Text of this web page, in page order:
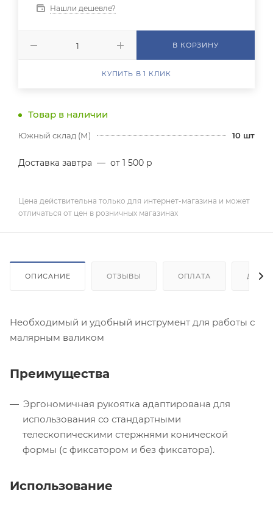
Нашли дешевле?
В КОРЗИНУ
КУПИТЬ В 1 КЛИК
Товар в наличии
Южный склад (М) 10 шт
Доставка завтра — от 1 500 р
Цена действительна только для интернет-магазина и может
отличаться от цен в розничных магазинах
ОПИСАНИЕ ОТЗЫВЫ ОПЛАТА
Необходимый и удобный инструмент для работы с
малярным валиком
Преимущества
Эргономичная рукоятка адаптирована для
использования со стандартными
телескопическими стержнями конической
формы (с фиксатором и без фиксатора).
Использование